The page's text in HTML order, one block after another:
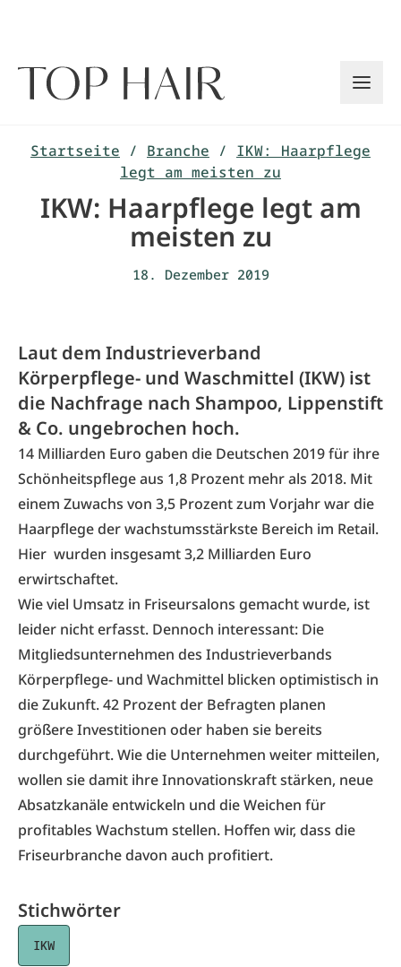
Startseite / Branche / IKW: Haarpflege
legt am meisten zu
IKW: Haarpflege legt am
meisten zu
18. Dezember 2019
Laut dem Industrieverband
Körperpflege- und Waschmittel (IKW) ist
die Nachfrage nach Shampoo, Lippenstift
& Co. ungebrochen hoch.
14 Milliarden Euro gaben die Deutschen 2019 für ihre
Schönheitspflege aus 1,8 Prozent mehr als 2018. Mit
einem Zuwachs von 3,5 Prozent zum Vorjahr war die
Haarpflege der wachstumsstärkste Bereich im Retail.
Hier wurden insgesamt 3,2 Milliarden Euro
erwirtschaftet.
Wie viel Umsatz in Friseursalons gemacht wurde, ist
leider nicht erfasst. Dennoch interessant: Die
Mitgliedsunternehmen des Industrieverbands
Körperpflege- und Wachmittel blicken optimistisch in
die Zukunft. 42 Prozent der Befragten planen
größere Investitionen oder haben sie bereits
durchgeführt. Wie die Unternehmen weiter mitteilen,
wollen sie damit ihre Innovationskraft stärken, neue
Absatzkanäle entwickeln und die Weichen für
profitables Wachstum stellen. Hoffen wir, dass die
Friseurbranche davon auch profitiert.
Stichwörter
IKW